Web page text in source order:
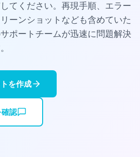
てください。再現手順、エラー
ーンショットなども含めていた
ポートチームが迅速に問題解決
を作成
認